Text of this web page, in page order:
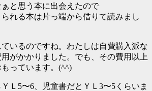
と思う本に出会えたので
れる本は片っ端から借りて読みまし
いるのですね。わたしは自費購入派な
がかかりました。でも、その費用以上
っています。(^^)
Ｌ5〜6、児童書だとＹＬ3〜5くらいま